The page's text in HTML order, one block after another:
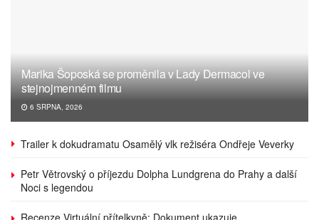
Marika Šoposká se proměnila v Lady Dermacol ve
stejnojmenném filmu
6 SRPNA, 2026
Trailer k dokudramatu Osamělý vlk režiséra Ondřeje Veverky
Petr Větrovský o příjezdu Dolpha Lundgrena do Prahy a další
Noci s legendou
Recenze Virtuální přítelkyně: Dokument ukazuje